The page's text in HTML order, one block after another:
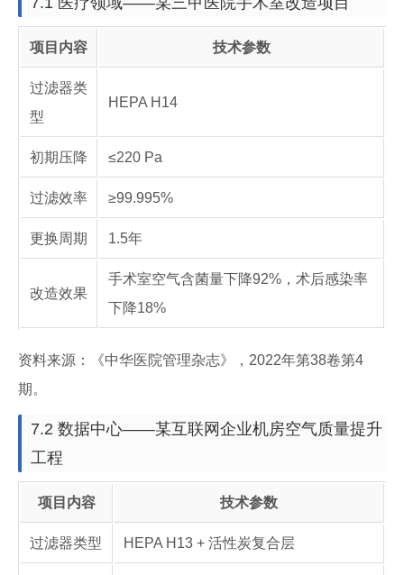
项目内容 技术参数
过滤器类
型
HEPA H14
初期压降 ≤220 Pa
过滤效率 ≥99.995%
更换周期 1.5年
改造效果
手术室空气含菌量下降92%，术后感染率
下降18%
资料来源：《中华医院管理杂志》，2022年第38卷第4
期。
7.2 数据中心——某互联网企业机房空气质量提升
工程
项目内容 技术参数
过滤器类型 HEPA H13 + 活性炭复合层